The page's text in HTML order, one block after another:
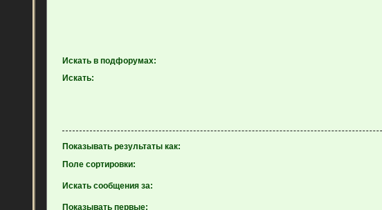
Искать в подфорумах:
Искать:
Показывать результаты как:
Поле сортировки:
Искать сообщения за:
Показывать первые: